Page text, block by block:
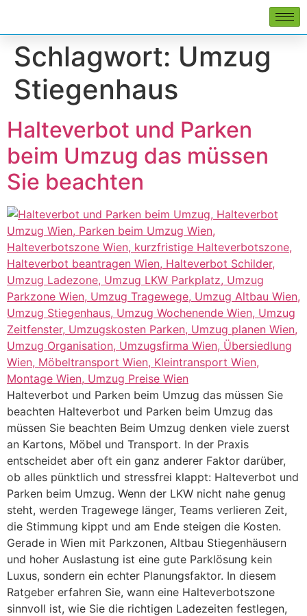
Schlagwort: Umzug
Stiegenhaus
Halteverbot und Parken
beim Umzug das müssen
Sie beachten
Halteverbot und Parken beim Umzug das müssen Sie
beachten Halteverbot und Parken beim Umzug das
müssen Sie beachten Beim Umzug denken viele zuerst
an Kartons, Möbel und Transport. In der Praxis
entscheidet aber oft ein ganz anderer Faktor darüber,
ob alles pünktlich und stressfrei klappt: Halteverbot und
Parken beim Umzug. Wenn der LKW nicht nahe genug
steht, werden Tragewege länger, Teams verlieren Zeit,
die Stimmung kippt und am Ende steigen die Kosten.
Gerade in Wien mit Parkzonen, Altbau Stiegenhäusern
und hoher Auslastung ist eine gute Parklösung kein
Luxus, sondern ein echter Planungsfaktor. In diesem
Ratgeber erfahren Sie, wann eine Halteverbotszone
sinnvoll ist, wie Sie die richtigen Ladezeiten festlegen,